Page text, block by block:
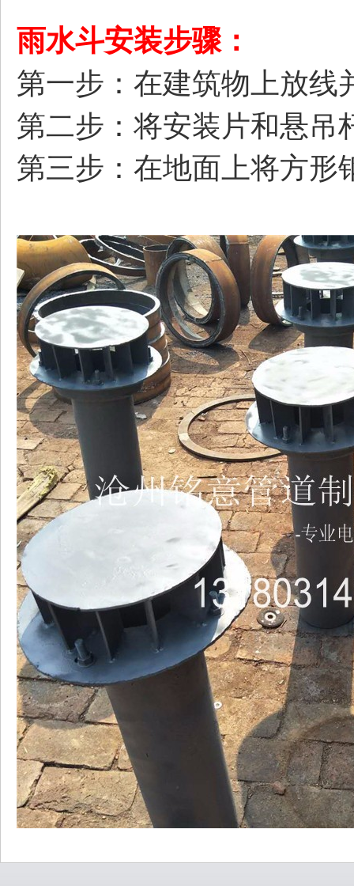
雨水斗安装步骤：
第一步：在建筑物上放线
第二步：将安装片和悬吊
第三步：在地面上将方形